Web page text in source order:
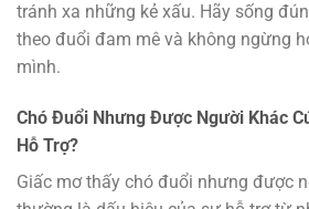
tránh xa những kẻ xấu. Hãy sống
theo đuổi đam mê và không ngừng
mình.
Chó Đuổi Nhưng Được Người Khác
Hỗ Trợ?
Giấc mơ thấy chó đuổi nhưng được